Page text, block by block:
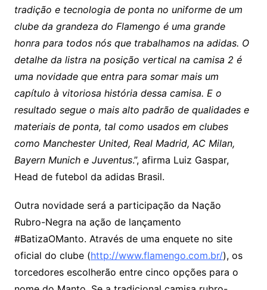
tradição e tecnologia de ponta no uniforme de um
clube da grandeza do Flamengo é uma grande
honra para todos nós que trabalhamos na adidas. O
detalhe da listra na posição vertical na camisa 2 é
uma novidade que entra para somar mais um
capítulo à vitoriosa história dessa camisa. E o
resultado segue o mais alto padrão de qualidades e
materiais de ponta, tal como usados em clubes
como Manchester United, Real Madrid, AC Milan,
Bayern Munich e Juventus.”, afirma Luiz Gaspar,
Head de futebol da adidas Brasil.
Outra novidade será a participação da Nação
Rubro-Negra na ação de lançamento
#BatizaOManto. Através de uma enquete no site
oficial do clube (http://www.flamengo.com.br​/), os
torcedores escolherão entre cinco opções para o